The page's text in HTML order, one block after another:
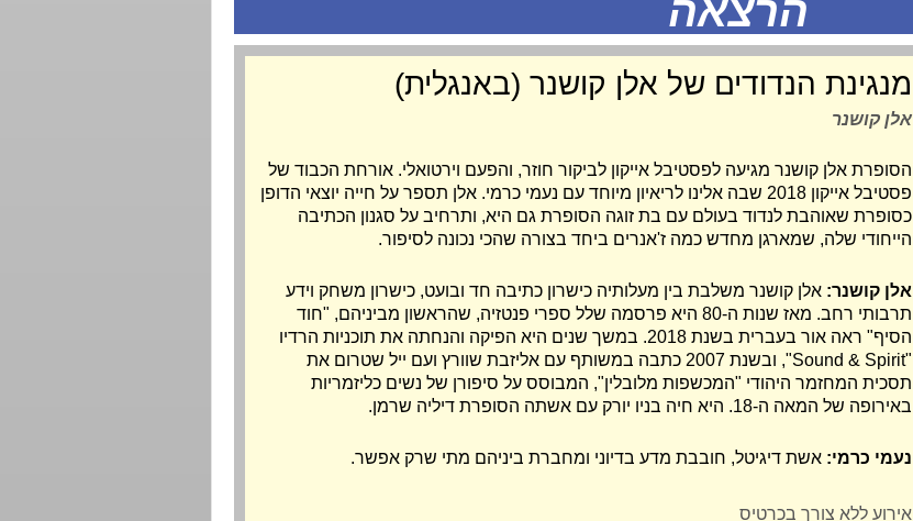
הרצאה
מנגינת הנדודים של אלן קושנר (באנגלית)
אלן קושנר
הסופרת אלן קושנר מגיעה לפסטיבל אייקון לביקור חוזר, והפעם וירטואלי. אורחת הכבוד של
פסטיבל אייקון 2018 שבה אלינו לריאיון מיוחד עם נעמי כרמי. אלן תספר על חייה יוצאי הדופן
כסופרת שאוהבת לנדוד בעולם עם בת זוגה הסופרת גם היא, ותרחיב על סגנון הכתיבה
הייחודי שלה, שמארגן מחדש כמה ז'אנרים ביחד בצורה שהכי נכונה לסיפור.
אלן קושנר: אלן קושנר משלבת בין מעלותיה כישרון כתיבה חד ובועט, כישרון משחק וידע
תרבותי רחב. מאז שנות ה-80 היא פרסמה שלל ספרי פנטזיה, שהראשון מביניהם, "חוד
הסיף" ראה אור בעברית בשנת 2018. במשך שנים היא הפיקה והנחתה את תוכניות הרדיו
"Sound & Spirit", ובשנת 2007 כתבה במשותף עם אליזבת שוורץ ועם ייל שטרום את
תסכית המחזמר היהודי "המכשפות מלובלין", המבוסס על סיפורן של נשים כליזמריות
באירופה של המאה ה-18. היא חיה בניו יורק עם אשתה הסופרת דיליה שרמן.
נעמי כרמי: אשת דיגיטל, חובבת מדע בדיוני ומחברת ביניהם מתי שרק אפשר.
אירוע ללא צורך בכרטיס